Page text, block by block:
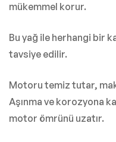
mükemmel korur.
Bu yağ ile herhangi bir
tavsiye edilir.
Motoru temiz tutar,
Aşınma ve korozyona
motor ömrünü uzatır.